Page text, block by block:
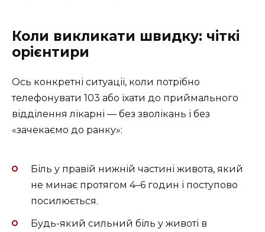
Коли викликати швидку: чіткі
орієнтири
Ось конкретні ситуації, коли потрібно
телефонувати 103 або їхати до приймального
відділення лікарні — без зволікань і без
«зачекаємо до ранку»:
Біль у правій нижній частині живота, який
не минає протягом 4–6 годин і поступово
посилюється.
Будь-який сильний біль у животі в